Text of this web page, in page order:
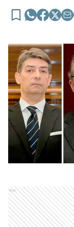
Ads